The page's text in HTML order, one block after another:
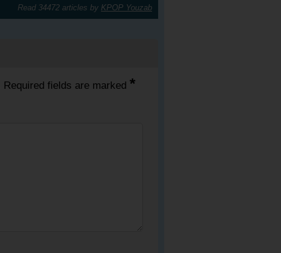
Read 34472 articles by KPOP Youzab
Required fields are marked *